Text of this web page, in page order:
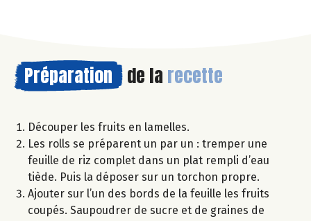
Préparation de la recette
Découper les fruits en lamelles.
Les rolls se préparent un par un : tremper une
feuille de riz complet dans un plat rempli d’eau
tiède. Puis la déposer sur un torchon propre.
Ajouter sur l’un des bords de la feuille les fruits
coupés. Saupoudrer de sucre et de graines de